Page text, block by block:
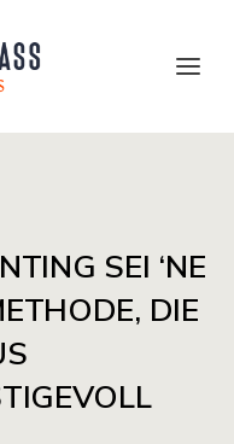
SEI ‘NE
DIE